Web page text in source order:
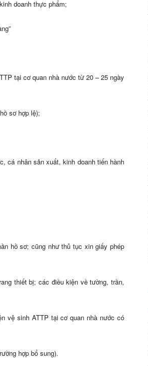
doanh thực phẩm;
tại cơ quan nhà nước từ 20 – 25 ngày
sơ hợp lệ);
cá nhân sản xuất, kinh doanh tiến hành
hồ sơ; cũng như thủ tục xin giấy phép
thiết bị; các điều kiện về tường, trần,
vệ sinh ATTP tại cơ quan nhà nước có
hợp bổ sung).